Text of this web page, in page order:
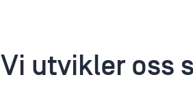
Vi utvikler oss